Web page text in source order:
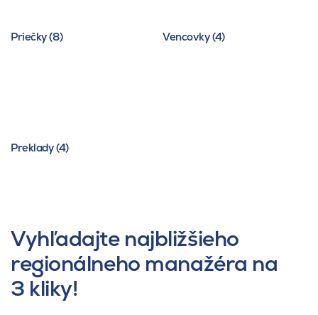
Priečky (8) Vencovky (4)
Preklady (4)
Vyhľadajte najbližšieho
regionálneho manažéra na
3 kliky!